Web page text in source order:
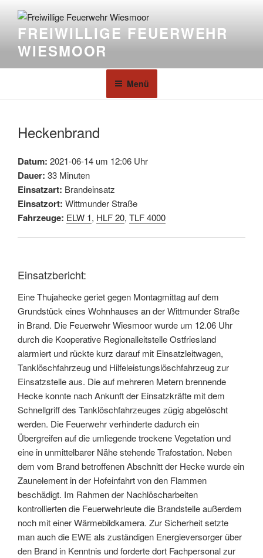
FREIWILLIGE FEUERWEHR
WIESMOOR
Menü
Heckenbrand
Datum: 2021-06-14 um 12:06 Uhr
Dauer: 33 Minuten
Einsatzart: Brandeinsatz
Einsatzort: Wittmunder Straße
Fahrzeuge: ELW 1, HLF 20, TLF 4000
Einsatzbericht:
Eine Thujahecke geriet gegen Montagmittag auf dem
Grundstück eines Wohnhauses an der Wittmunder Straße
in Brand. Die Feuerwehr Wiesmoor wurde um 12.06 Uhr
durch die Kooperative Regionalleitstelle Ostfriesland
alarmiert und rückte kurz darauf mit Einsatzleitwagen,
Tanklöschfahrzeug und Hilfeleistungslöschfahrzeug zur
Einsatzstelle aus. Die auf mehreren Metern brennende
Hecke konnte nach Ankunft der Einsatzkräfte mit dem
Schnellgriff des Tanklöschfahrzeuges zügig abgelöscht
werden. Die Feuerwehr verhinderte dadurch ein
Übergreifen auf die umliegende trockene Vegetation und
eine in unmittelbarer Nähe stehende Trafostation. Neben
dem vom Brand betroffenen Abschnitt der Hecke wurde ein
Zaunelement in der Hofeinfahrt von den Flammen
beschädigt. Im Rahmen der Nachlöscharbeiten
kontrollierten die Feuerwehrleute die Brandstelle außerdem
noch mit einer Wärmebildkamera. Zur Sicherheit setzte
man auch die EWE als zuständigen Energieversorger über
den Brand in Kenntnis und forderte dort Fachpersonal zur